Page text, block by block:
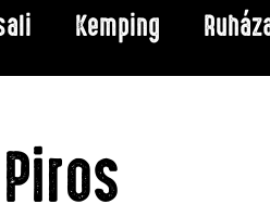
Kemping